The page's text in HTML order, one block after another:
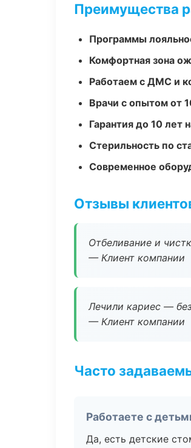
Преимущества
Программы
Комфортная зона
Работаем с ДМС и
Врачи с опытом от
Гарантия до 10 лет
Стерильность по
Современное
Отзывы
Отбеливание и
— Клиент компании
Лечили кариес —
— Клиент компании
Часто
Работаете с
Да, есть детские